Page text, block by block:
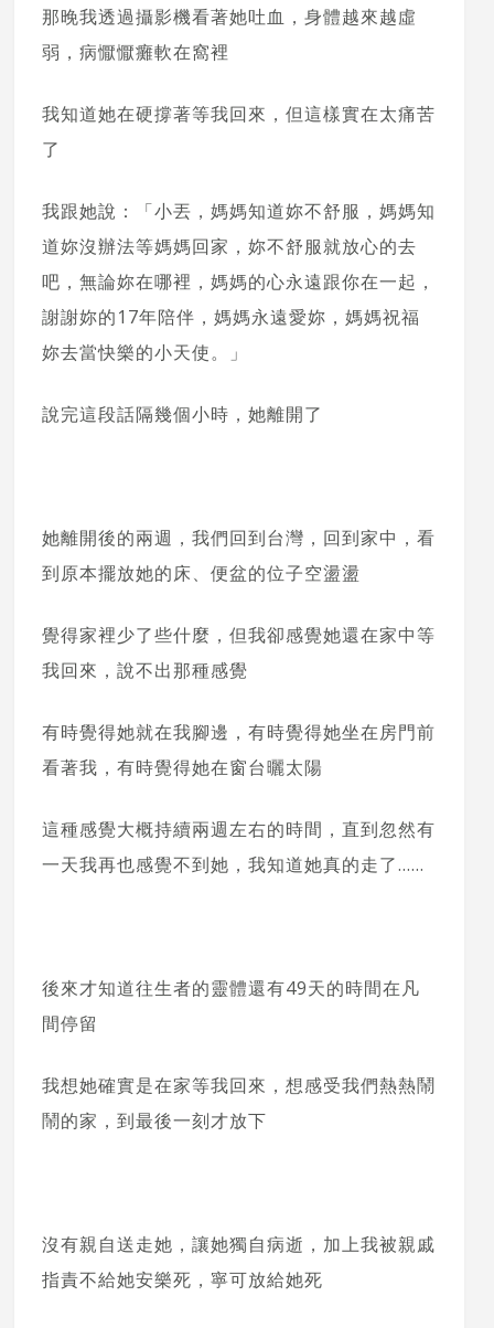
那晚我透過攝影機看著她吐血，身體越來越虛
弱，病懨懨癱軟在窩裡
我知道她在硬撐著等我回來，但這樣實在太痛苦
了
我跟她說：「小丟，媽媽知道妳不舒服，媽媽知
道妳沒辦法等媽媽回家，妳不舒服就放心的去
吧，無論妳在哪裡，媽媽的心永遠跟你在一起，
謝謝妳的17年陪伴，媽媽永遠愛妳，媽媽祝福
妳去當快樂的小天使。」
說完這段話隔幾個小時，她離開了
她離開後的兩週，我們回到台灣，回到家中，看
到原本擺放她的床、便盆的位子空盪盪
覺得家裡少了些什麼，但我卻感覺她還在家中等
我回來，說不出那種感覺
有時覺得她就在我腳邊，有時覺得她坐在房門前
看著我，有時覺得她在窗台曬太陽
這種感覺大概持續兩週左右的時間，直到忽然有
一天我再也感覺不到她，我知道她真的走了……
後來才知道往生者的靈體還有49天的時間在凡
間停留
我想她確實是在家等我回來，想感受我們熱熱鬧
鬧的家，到最後一刻才放下
沒有親自送走她，讓她獨自病逝，加上我被親戚
指責不給她安樂死，寧可放給她死